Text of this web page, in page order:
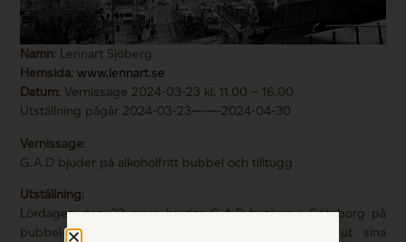
Namn: Lennart Sjöberg
Hemsida:www.lennart.se
Datum: Vernissage 2024-03-23 kl. 11.00 – 16.00
Utställning pågår 2024-03-23——-2024-04-30
Vernissage:
G.A.D bjuder på alkoholfritt bubbel och tilltugg
Utställning:
Lördagen den 23 mars bjuder G.A.D-butiken i Göteborg på
bubbel med tilltugg då Lennart Sjöberg ställer ut sina